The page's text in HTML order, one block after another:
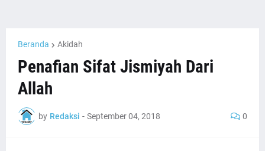
Beranda Akidah
Penafian Sifat Jismiyah Dari
Allah
by Redaksi - September 04, 2018 0